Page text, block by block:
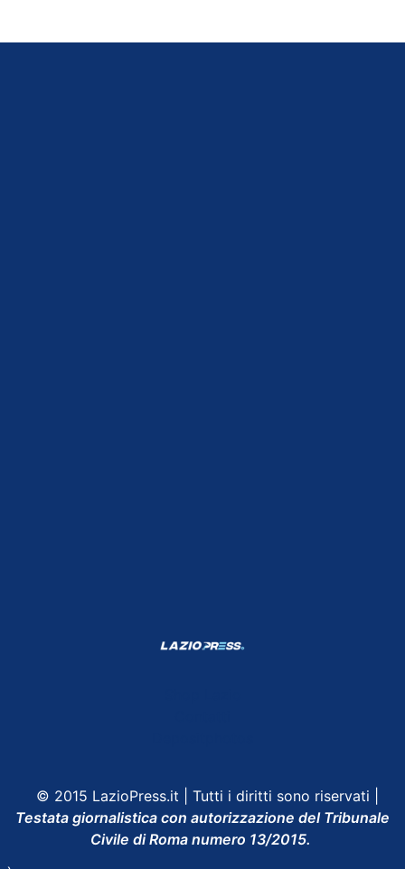
© 2015 LazioPress.it | Tutti i diritti sono riservati |
Testata giornalistica con autorizzazione del Tribunale
Civile di Roma numero 13/2015.